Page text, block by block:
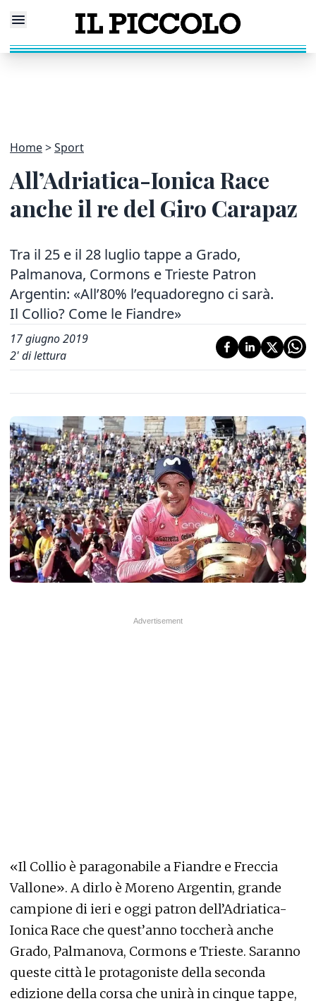
Home Sport
All’Adriatica-Ionica Race
anche il re del Giro Carapaz
Tra il 25 e il 28 luglio tappe a Grado,
Palmanova, Cormons e Trieste Patron
Argentin: «All’80% l’equadoregno ci sarà.
Il Collio? Come le Fiandre»
17 giugno 2019
2' di lettura
«Il Collio è paragonabile a Fiandre e Freccia
Vallone». A dirlo è Moreno Argentin, grande
campione di ieri e oggi patron dell’Adriatica-
Ionica Race che quest’anno toccherà anche
Grado, Palmanova, Cormons e Trieste. Saranno
queste città le protagoniste della seconda
edizione della corsa che unirà in cinque tappe,